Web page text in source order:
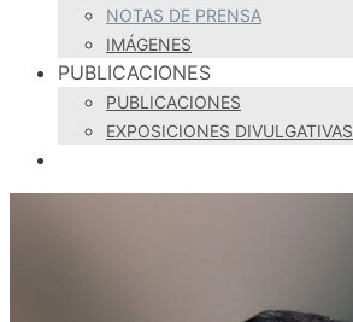
NOTAS DE PRENSA
IMÁGENES
PUBLICACIONES
PUBLICACIONES
EXPOSICIONES DIVULGATIVAS